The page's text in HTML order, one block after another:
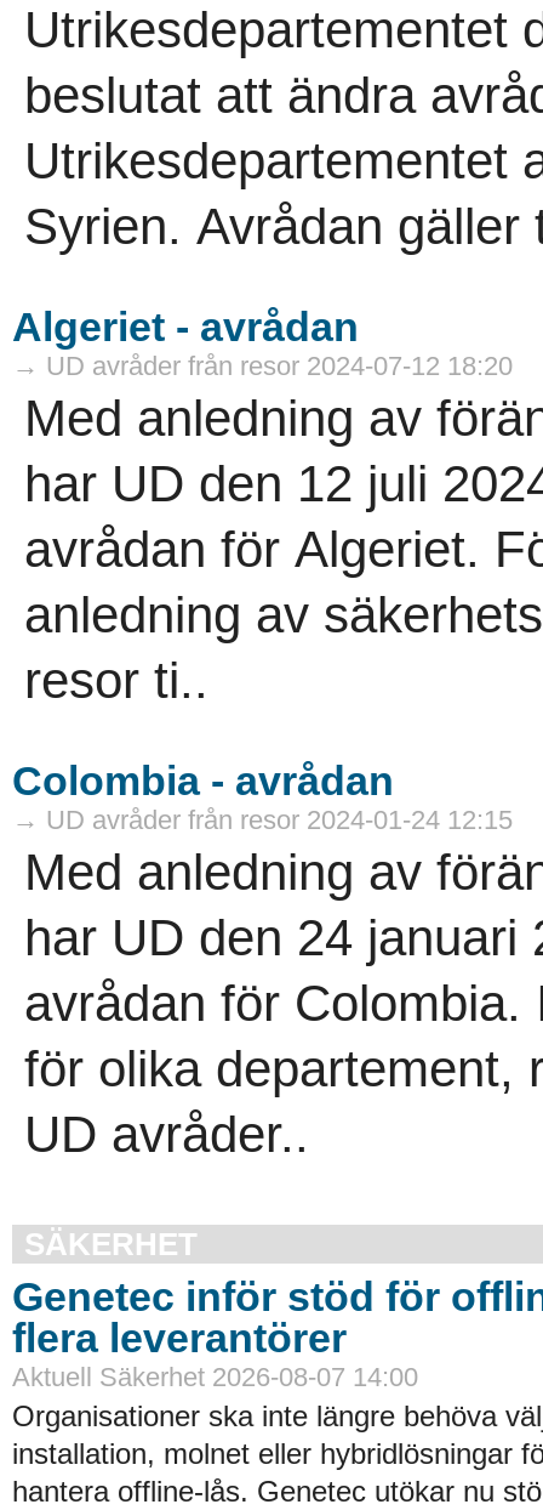
Utrikesdepartementet
beslutat att ändra
Utrikesdepartementet
Syrien. Avrådan gäller
Algeriet - avrådan
→ UD avråder från resor 2024-07-12 18:20
Med anledning av
har UD den 12 juli
avrådan för Algeriet.
anledning av
resor ti..
Colombia - avrådan
→ UD avråder från resor 2024-01-24 12:15
Med anledning av
har UD den 24
avrådan för
för olika departement,
UD avråder..
SÄKERHET
Genetec inför stöd för
flera leverantörer
Aktuell Säkerhet 2026-08-07 14:00
Organisationer ska inte längre behöva
installation, molnet eller hybridlösningar
hantera offline-lås. Genetec utökar nu